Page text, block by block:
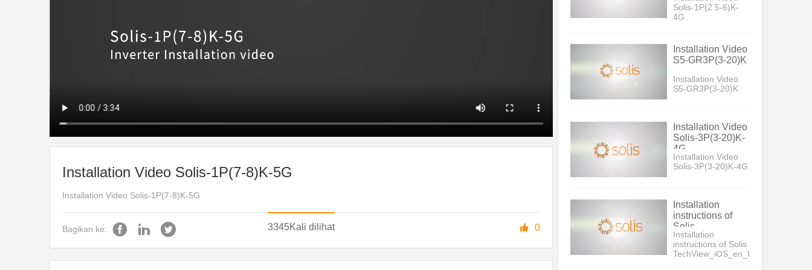
Installation Video Solis-1P(7-8)K-5G
Installation Video Solis-1P(7-8)K-5G
Bagikan ke:  0
3345Kali dilihat
Solis-1P(2.5-6)K-
4G
Installation Video
S5-GR3P(3-20)K
Installation Video
S5-GR3P(3-20)K
Installation Video
Solis-3P(3-20)K-
4G
Installation Video
Solis-3P(3-20)K-4G
Installation
instructions of
Solis
TechView_iOS_en_US_V5
Installation
instructions of Solis
TechView_iOS_en_US_V5